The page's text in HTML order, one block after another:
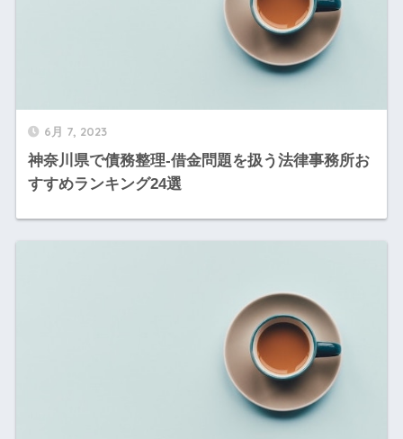
6月 7, 2023
神奈川県で債務整理-借金問題を扱う法律事務所お
すすめランキング24選